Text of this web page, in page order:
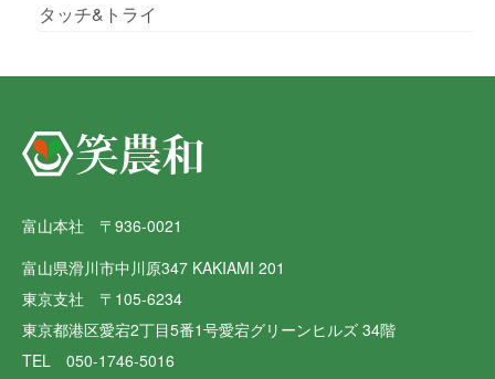
タッチ&トライ
富山本社 〒936-0021
富山県滑川市中川原347 KAKIAMI 201
東京支社 〒105-6234
東京都港区愛宕2丁目5番1号愛宕グリーンヒルズ 34階
TEL 050-1746-5016